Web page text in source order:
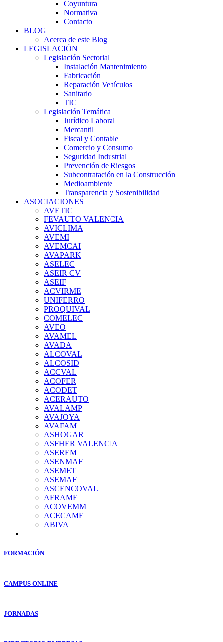
Coyuntura
Normativa
Contacto
BLOG
Acerca de este Blog
LEGISLACIÓN
Legislación Sectorial
Instalación Mantenimiento
Fabricación
Reparación Vehículos
Sanitario
TIC
Legislación Temática
Jurídico Laboral
Mercantil
Fiscal y Contable
Comercio y Consumo
Seguridad Industrial
Prevención de Riesgos
Subcontratación en la Construcción
Medioambiente
Transparencia y Sostenibilidad
ASOCIACIONES
AVETIC
FEVAUTO VALENCIA
AVICLIMA
AVEMI
AVEMCAI
AVAPARK
ASELEC
ASEIR CV
ASEIF
ACVIRME
UNIFERRO
PROQUIVAL
COMELEC
AVEO
AVAMEL
AVADA
ALCOVAL
ALCOSID
ACCVAL
ACOFER
ACODET
ACERAUTO
AVALAMP
AVAJOYA
AVAFAM
ASHOGAR
ASFHER VALENCIA
ASEREM
ASENMAF
ASEMET
ASEMAF
ASCENCOVAL
AFRAME
ACOVEMM
ACECAME
ABIVA
FORMACIÓN
CAMPUS ONLINE
JORNADAS